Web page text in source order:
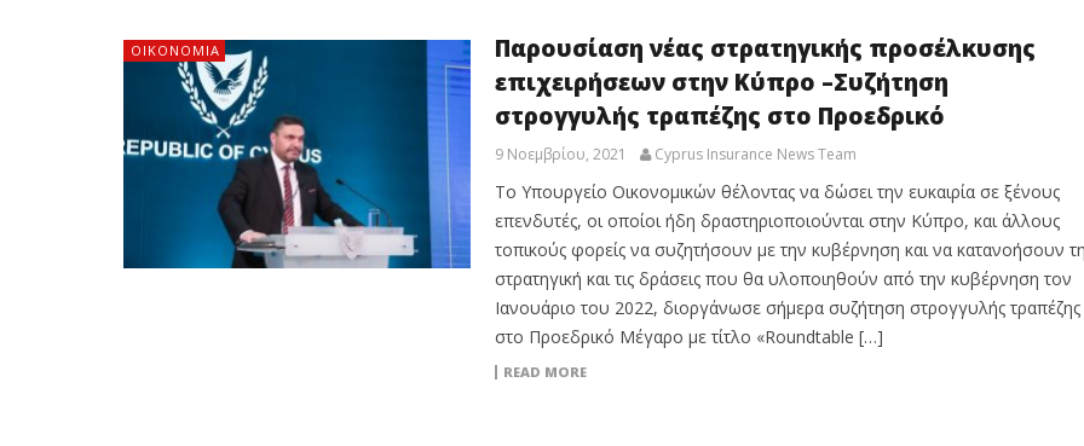
ΟΙΚΟΝΟΜΙΑ
Παρουσίαση νέας στρατηγικής προσέλκυσης
επιχειρήσεων στην Κύπρο –Συζήτηση
στρογγυλής τραπέζης στο Προεδρικό
9 Νοεμβρίου, 2021 Cyprus Insurance News Team
Το Υπουργείο Οικονομικών θέλοντας να δώσει την ευκαιρία σε ξένους
επενδυτές, οι οποίοι ήδη δραστηριοποιούνται στην Κύπρο, και άλλους
τοπικούς φορείς να συζητήσουν με την κυβέρνηση και να κατανοήσουν
στρατηγική και τις δράσεις που θα υλοποιηθούν από την κυβέρνηση τον
Ιανουάριο του 2022, διοργάνωσε σήμερα συζήτηση στρογγυλής τραπέζης
στο Προεδρικό Μέγαρο με τίτλο «Roundtable […]
READ MORE